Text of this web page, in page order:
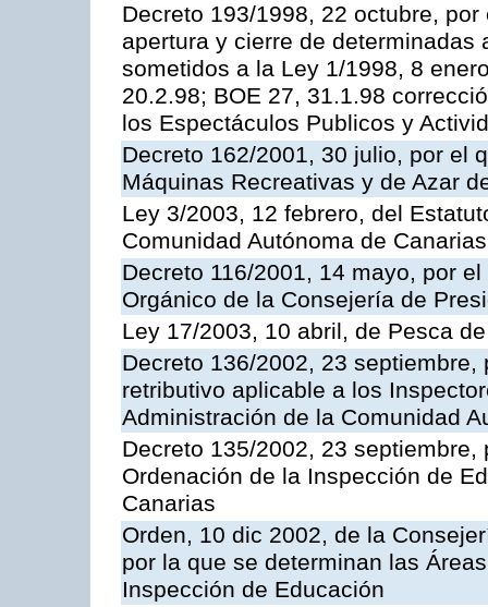
Decreto 193/1998, 22 octubre,
apertura y cierre de
sometidos a la Ley 1/1998, 8
20.2.98; BOE 27, 31.1.98
los Espectáculos Publicos y
Decreto 162/2001, 30 julio, por el
Máquinas Recreativas y de Azar
Ley 3/2003, 12 febrero, del
Comunidad Autónoma de Canarias
Decreto 116/2001, 14 mayo, por
Orgánico de la Consejería de
Ley 17/2003, 10 abril, de Pesca
Decreto 136/2002, 23
retributivo aplicable a los
Administración de la Comunidad
Decreto 135/2002, 23
Ordenación de la Inspección de
Canarias
Orden, 10 dic 2002, de la
por la que se determinan las
Inspección de Educación